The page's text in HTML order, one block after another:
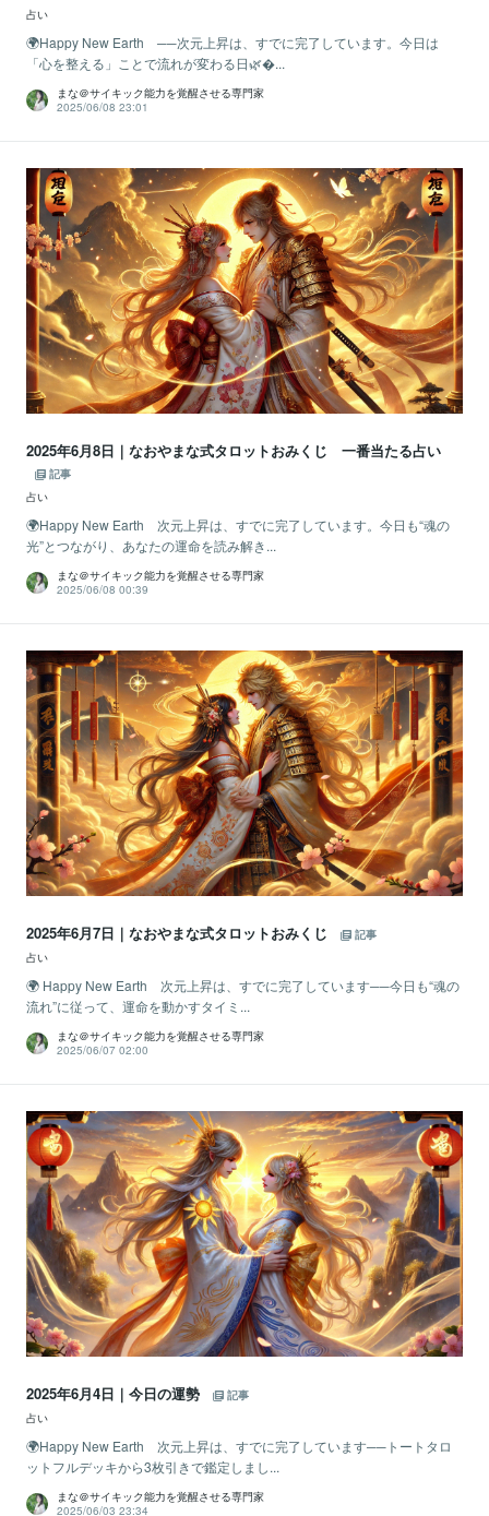
占い
🌍Happy New Earth ──次元上昇は、すでに完了しています。今日は
「心を整える」ことで流れが変わる日🌿...
まな＠サイキック能力を覚醒させる専門家
2025/06/08 23:01
2025年6月8日｜なおやまな式タロットおみくじ 一番当たる占い
記事
占い
🌍Happy New Earth 次元上昇は、すでに完了しています。今日も“魂の
光”とつながり、あなたの運命を読み解き...
まな＠サイキック能力を覚醒させる専門家
2025/06/08 00:39
2025年6月7日｜なおやまな式タロットおみくじ
記事
占い
🌍 Happy New Earth 次元上昇は、すでに完了しています──今日も“魂の
流れ”に従って、運命を動かすタイミ...
まな＠サイキック能力を覚醒させる専門家
2025/06/07 02:00
2025年6月4日｜今日の運勢
記事
占い
🌍Happy New Earth 次元上昇は、すでに完了しています──トートタロ
ットフルデッキから3枚引きで鑑定しまし...
まな＠サイキック能力を覚醒させる専門家
2025/06/03 23:34